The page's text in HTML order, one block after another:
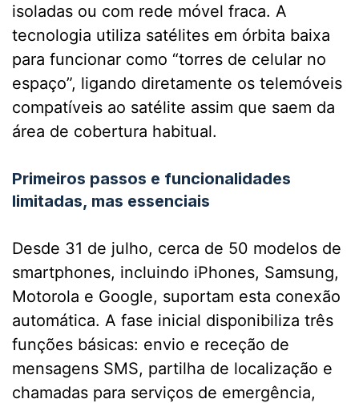
isoladas ou com rede móvel fraca. A
tecnologia utiliza satélites em órbita baixa
para funcionar como “torres de celular no
espaço”, ligando diretamente os telemóveis
compatíveis ao satélite assim que saem da
área de cobertura habitual.
Primeiros passos e funcionalidades
limitadas, mas essenciais
Desde 31 de julho, cerca de 50 modelos de
smartphones, incluindo iPhones, Samsung,
Motorola e Google, suportam esta conexão
automática. A fase inicial disponibiliza três
funções básicas: envio e receção de
mensagens SMS, partilha de localização e
chamadas para serviços de emergência,